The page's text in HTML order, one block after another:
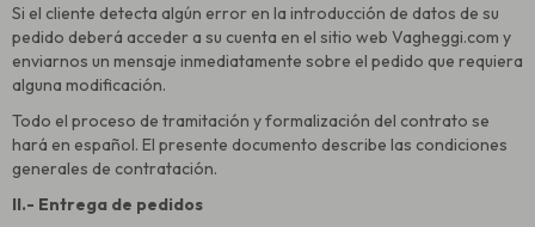
Si el cliente detecta algún error en la introducción de datos de su
pedido deberá acceder a su cuenta en el sitio web Vagheggi.com y
enviarnos un mensaje inmediatamente sobre el pedido que requiera
alguna modificación.
Todo el proceso de tramitación y formalización del contrato se
hará en español. El presente documento describe las condiciones
generales de contratación.
II.- Entrega de pedidos